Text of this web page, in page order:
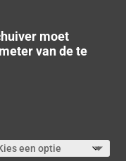
moet
van de te